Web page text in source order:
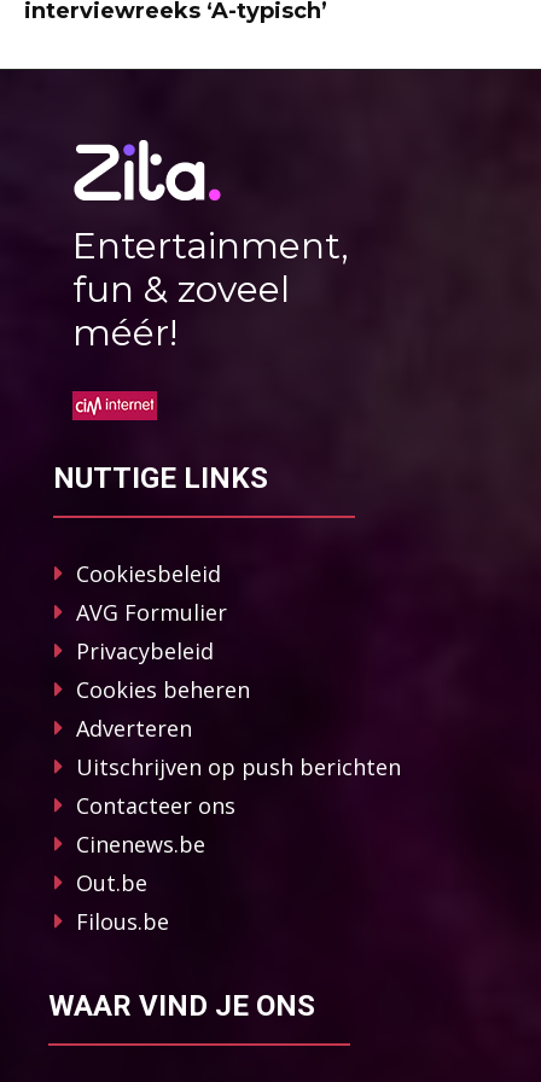
interviewreeks ‘A-typisch’
Entertainment,
fun & zoveel
méér!
NUTTIGE LINKS
Cookiesbeleid
AVG Formulier
Privacybeleid
Cookies beheren
Adverteren
Uitschrijven op push berichten
Contacteer ons
Cinenews.be
Out.be
Filous.be
WAAR VIND JE ONS